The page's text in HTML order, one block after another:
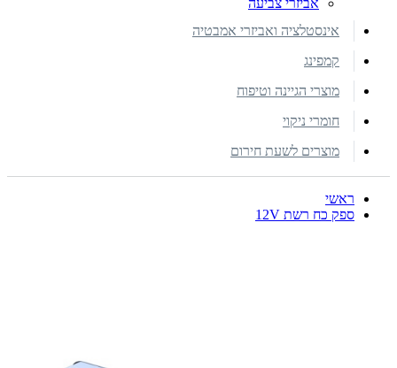
אינסטלציה ואביזרי אמבטיה
קמפינג
מוצרי הגיינה וטיפוח
חומרי ניקוי
מוצרים לשעת חירום
ראשי
ספק כח רשת 12V